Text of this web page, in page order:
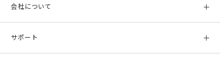
お支払い方法、配送について
返品について
会社について
サポート